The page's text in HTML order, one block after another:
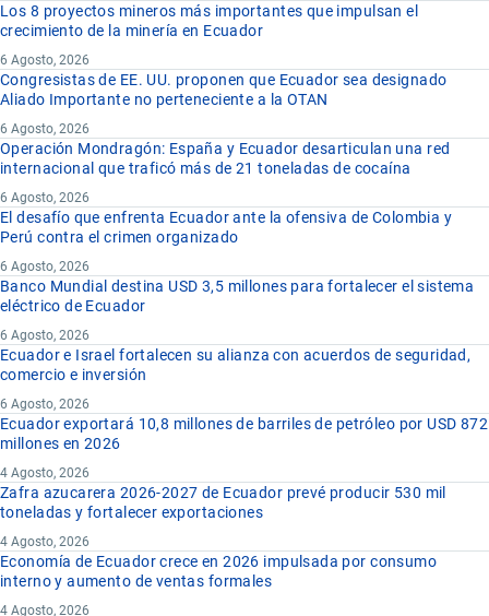
Los 8 proyectos mineros más importantes que impulsan el
crecimiento de la minería en Ecuador
6 Agosto, 2026
Congresistas de EE. UU. proponen que Ecuador sea designado
Aliado Importante no perteneciente a la OTAN
6 Agosto, 2026
Operación Mondragón: España y Ecuador desarticulan una red
internacional que traficó más de 21 toneladas de cocaína
6 Agosto, 2026
El desafío que enfrenta Ecuador ante la ofensiva de Colombia y
Perú contra el crimen organizado
6 Agosto, 2026
Banco Mundial destina USD 3,5 millones para fortalecer el sistema
eléctrico de Ecuador
6 Agosto, 2026
Ecuador e Israel fortalecen su alianza con acuerdos de seguridad,
comercio e inversión
6 Agosto, 2026
Ecuador exportará 10,8 millones de barriles de petróleo por USD 872
millones en 2026
4 Agosto, 2026
Zafra azucarera 2026-2027 de Ecuador prevé producir 530 mil
toneladas y fortalecer exportaciones
4 Agosto, 2026
Economía de Ecuador crece en 2026 impulsada por consumo
interno y aumento de ventas formales
4 Agosto, 2026